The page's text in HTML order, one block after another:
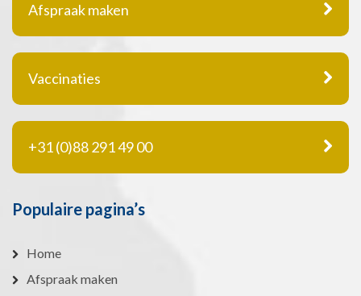
Afspraak maken
Vaccinaties
+31 (0)88 291 49 00
Populaire pagina’s
Home
Afspraak maken